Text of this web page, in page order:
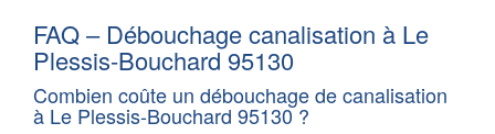
FAQ – Débouchage canalisation à Le
Plessis-Bouchard 95130
Combien coûte un débouchage de canalisation
à Le Plessis-Bouchard 95130 ?